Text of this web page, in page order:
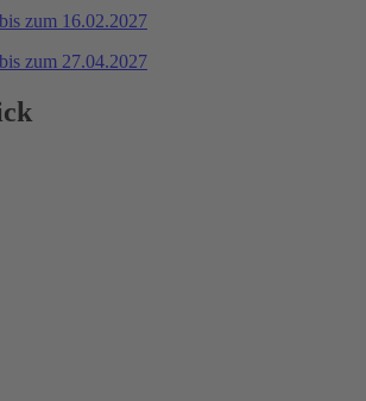
zum 16.02.2027
zum 27.04.2027